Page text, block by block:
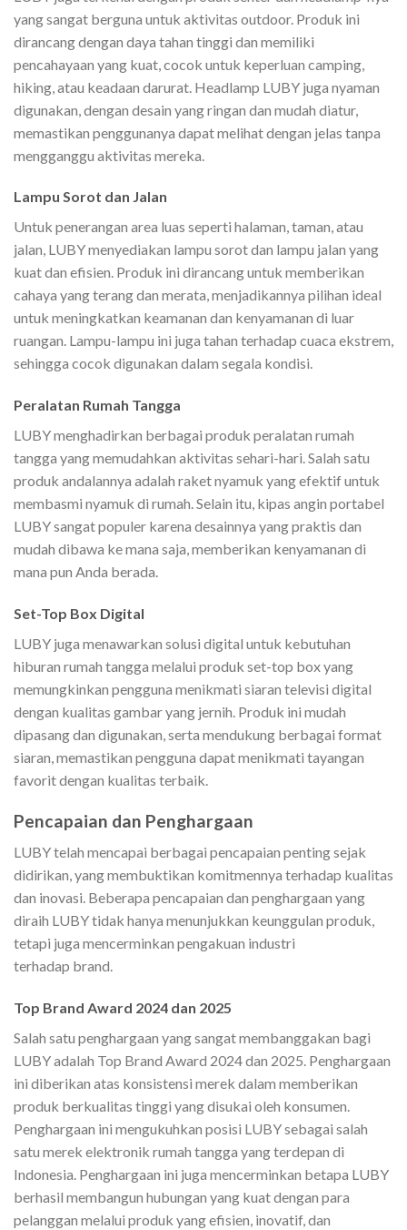
yang sangat berguna untuk aktivitas outdoor. Produk ini
dirancang dengan daya tahan tinggi dan memiliki
pencahayaan yang kuat, cocok untuk keperluan camping,
hiking, atau keadaan darurat. Headlamp LUBY juga nyaman
digunakan, dengan desain yang ringan dan mudah diatur,
memastikan penggunanya dapat melihat dengan jelas tanpa
mengganggu aktivitas mereka.
Lampu Sorot dan Jalan
Untuk penerangan area luas seperti halaman, taman, atau
jalan, LUBY menyediakan lampu sorot dan lampu jalan yang
kuat dan efisien. Produk ini dirancang untuk memberikan
cahaya yang terang dan merata, menjadikannya pilihan ideal
untuk meningkatkan keamanan dan kenyamanan di luar
ruangan. Lampu-lampu ini juga tahan terhadap cuaca ekstrem,
sehingga cocok digunakan dalam segala kondisi.
Peralatan Rumah Tangga
LUBY menghadirkan berbagai produk peralatan rumah
tangga yang memudahkan aktivitas sehari-hari. Salah satu
produk andalannya adalah raket nyamuk yang efektif untuk
membasmi nyamuk di rumah. Selain itu, kipas angin portabel
LUBY sangat populer karena desainnya yang praktis dan
mudah dibawa ke mana saja, memberikan kenyamanan di
mana pun Anda berada.
Set-Top Box Digital
LUBY juga menawarkan solusi digital untuk kebutuhan
hiburan rumah tangga melalui produk set-top box yang
memungkinkan pengguna menikmati siaran televisi digital
dengan kualitas gambar yang jernih. Produk ini mudah
dipasang dan digunakan, serta mendukung berbagai format
siaran, memastikan pengguna dapat menikmati tayangan
favorit dengan kualitas terbaik.
Pencapaian dan Penghargaan
LUBY telah mencapai berbagai pencapaian penting sejak
didirikan, yang membuktikan komitmennya terhadap kualitas
dan inovasi. Beberapa pencapaian dan penghargaan yang
diraih LUBY tidak hanya menunjukkan keunggulan produk,
tetapi juga mencerminkan pengakuan industri
terhadap brand.
Top Brand Award 2024 dan 2025
Salah satu penghargaan yang sangat membanggakan bagi
LUBY adalah Top Brand Award 2024 dan 2025. Penghargaan
ini diberikan atas konsistensi merek dalam memberikan
produk berkualitas tinggi yang disukai oleh konsumen.
Penghargaan ini mengukuhkan posisi LUBY sebagai salah
satu merek elektronik rumah tangga yang terdepan di
Indonesia. Penghargaan ini juga mencerminkan betapa LUBY
berhasil membangun hubungan yang kuat dengan para
pelanggan melalui produk yang efisien, inovatif, dan